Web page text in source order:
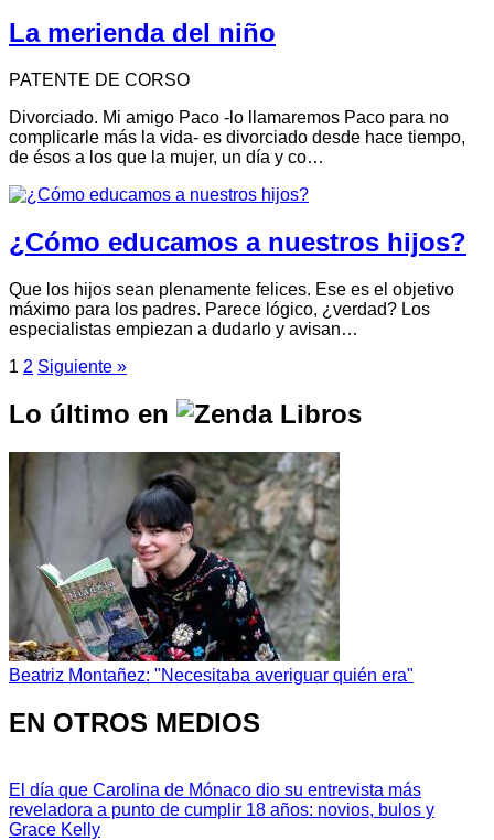
La merienda del niño
PATENTE DE CORSO
Divorciado. Mi amigo Paco -lo llamaremos Paco para no
complicarle más la vida- es divorciado desde hace tiempo,
de ésos a los que la mujer, un día y co…
¿Cómo educamos a nuestros hijos?
Que los hijos sean plenamente felices. Ese es el objetivo
máximo para los padres. Parece lógico, ¿verdad? Los
especialistas empiezan a dudarlo y avisan…
1 2 Siguiente »
Lo último en
Beatriz Montañez: "Necesitaba averiguar quién era"
EN OTROS MEDIOS
El día que Carolina de Mónaco dio su entrevista más
reveladora a punto de cumplir 18 años: novios, bulos y
Grace Kelly